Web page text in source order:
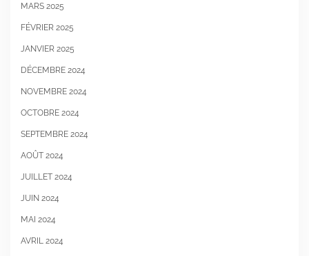
MARS 2025
FÉVRIER 2025
JANVIER 2025
DÉCEMBRE 2024
NOVEMBRE 2024
OCTOBRE 2024
SEPTEMBRE 2024
AOÛT 2024
JUILLET 2024
JUIN 2024
MAI 2024
AVRIL 2024